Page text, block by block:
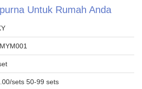
Untuk Rumah Anda
sets 50-99 sets